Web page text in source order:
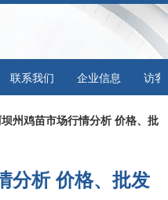
联系我们 企业信息 访客
坝州鸡苗市场行情分析 价格、批
分析 价格、批发